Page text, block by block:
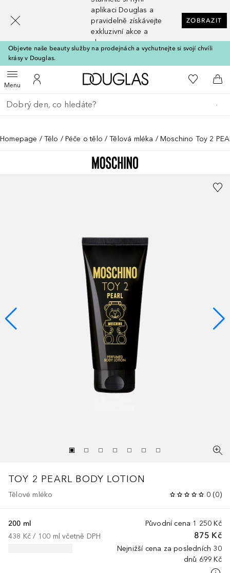
aplikaci Douglas a
pravidelně získávejte
exkluzivní akce a
slevy
ZOBRAZIT
Objevte naše beauty služby na prodejnách a vychutnejte si svojí chvíli
krásy v Douglas.
MenuOtevřít menuK mému účtu
Domů K mému
Do
Vraťte se
Proveďte vyhledávání
Homepage Tělo Péče o tělo Tělová mléka Moschino Toy 2
TOY 2 PEARL BODY LOTION
Tělové mléko 0 (0)
Původní cena 1 250 Kč
875 Kč
Nejnižší cena za posledních 30
dnů 699 Kč
200 ml
438 Kč / 100 ml včetně DPH
[navigation.slideout.screenreader]